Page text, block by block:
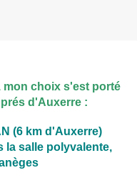
mon choix s'est porté
d'Auxerre :
(6 km d'Auxerre)
la salle polyvalente,